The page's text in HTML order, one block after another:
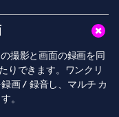
撮影と画面の録画を同
りできます。ワンクリ
画 / 録音し、マルチ カ
。